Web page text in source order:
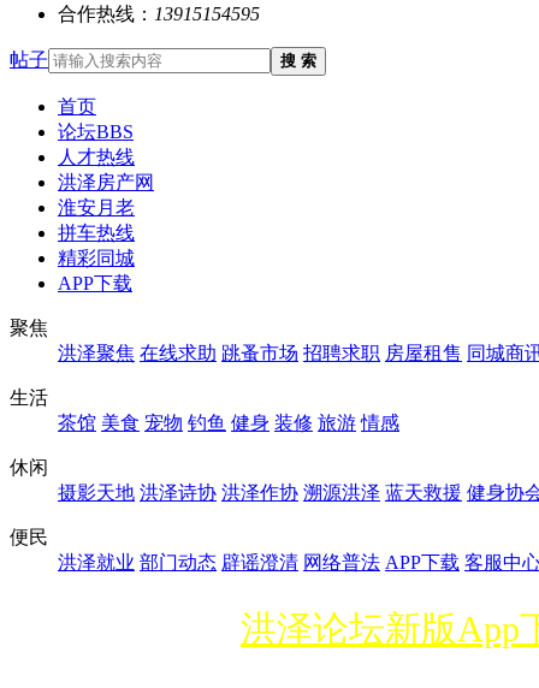
合作热线： 13915154595
帖子 搜 索
首页
论坛BBS
人才热线
洪泽房产网
淮安月老
拼车热线
精彩同城
APP下载
聚焦
洪泽聚焦 在线求助 跳蚤市场 招聘求职 房屋租售 同城商
生活
茶馆 美食 宠物 钓鱼 健身 装修 旅游 情感
休闲
摄影天地 洪泽诗协 洪泽作协 溯源洪泽 蓝天救援 健身协
便民
洪泽就业 部门动态 辟谣澄清 网络普法 APP下载 客服中
洪泽论坛新版App